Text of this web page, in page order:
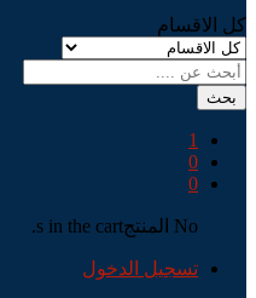
كل الاقسام
بحث
1
0
0
No المنتجs in the cart.
تسجيل الدخول